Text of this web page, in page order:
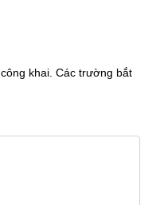
khai. Các trường bắt